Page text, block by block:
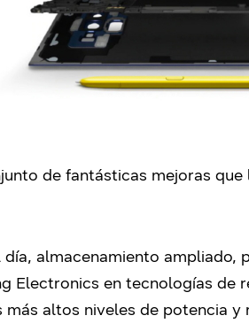
de fantásticas mejoras
almacenamiento
Electronics en tecnologías de
altos niveles de potencia y